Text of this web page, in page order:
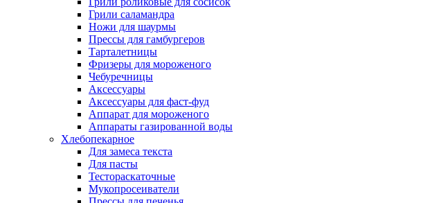
Грили саламандра
Ножи для шаурмы
Прессы для гамбургеров
Тарталетницы
Фризеры для мороженого
Чебуречницы
Аксессуары
Аксессуары для фаст-фуд
Аппарат для мороженого
Аппараты газированной воды
Хлебопекарное
Для замеса текста
Для пасты
Тестораскаточные
Мукопросеиватели